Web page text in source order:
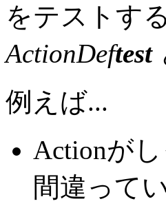
をテストす
ActionDeftest
例えば...
Actionが
間違って